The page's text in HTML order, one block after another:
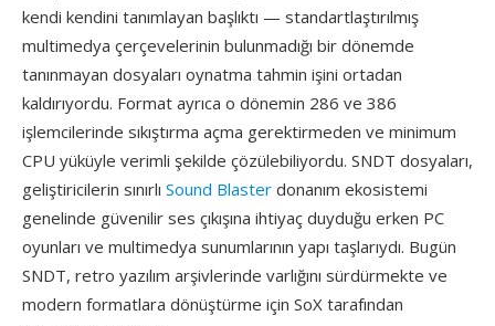
kendi kendini tanımlayan başlıktı — standartlaştırılmış
multimedya çerçevelerinin bulunmadığı bir dönemde
tanınmayan dosyaları oynatma tahmin işini ortadan
kaldırıyordu. Format ayrıca o dönemin 286 ve 386
işlemcilerinde sıkıştırma açma gerektirmeden ve minimum
CPU yüküyle verimli şekilde çözülebiliyordu. SNDT dosyaları,
geliştiricilerin sınırlı Sound Blaster donanım ekosistemi
genelinde güvenilir ses çıkışına ihtiyaç duyduğu erken PC
oyunları ve multimedya sunumlarının yapı taşlarıydı. Bugün
SNDT, retro yazılım arşivlerinde varlığını sürdürmekte ve
modern formatlara dönüştürme için SoX tarafından